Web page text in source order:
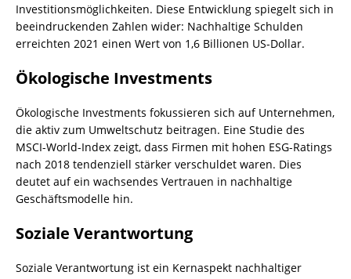
Investitionsmöglichkeiten. Diese Entwicklung spiegelt sich in
beeindruckenden Zahlen wider: Nachhaltige Schulden
erreichten 2021 einen Wert von 1,6 Billionen US-Dollar.
Ökologische Investments
Ökologische Investments fokussieren sich auf Unternehmen,
die aktiv zum Umweltschutz beitragen. Eine Studie des
MSCI-World-Index zeigt, dass Firmen mit hohen ESG-Ratings
nach 2018 tendenziell stärker verschuldet waren. Dies
deutet auf ein wachsendes Vertrauen in nachhaltige
Geschäftsmodelle hin.
Soziale Verantwortung
Soziale Verantwortung ist ein Kernaspekt nachhaltiger